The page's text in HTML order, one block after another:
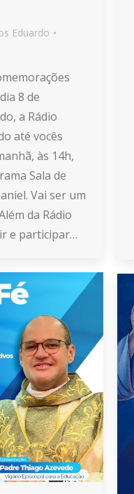
Eduardo
8 de
a Rádio
até vocês
às 14h,
Sala de
Vai ser um
da Rádio
e participar…